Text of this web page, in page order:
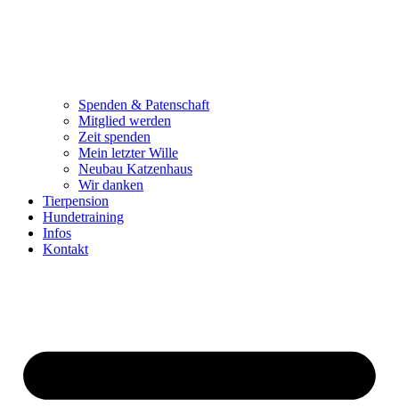
Spenden & Patenschaft
Mitglied werden
Zeit spenden
Mein letzter Wille
Neubau Katzenhaus
Wir danken
Tierpension
Hundetraining
Infos
Kontakt